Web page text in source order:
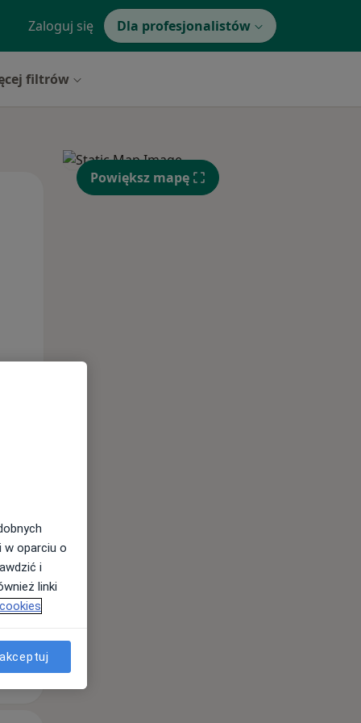
Zaloguj się Dla profesjonalistów
filtrów
Śr, Czw,
Powiększ mapę
w oparciu o
i
linki